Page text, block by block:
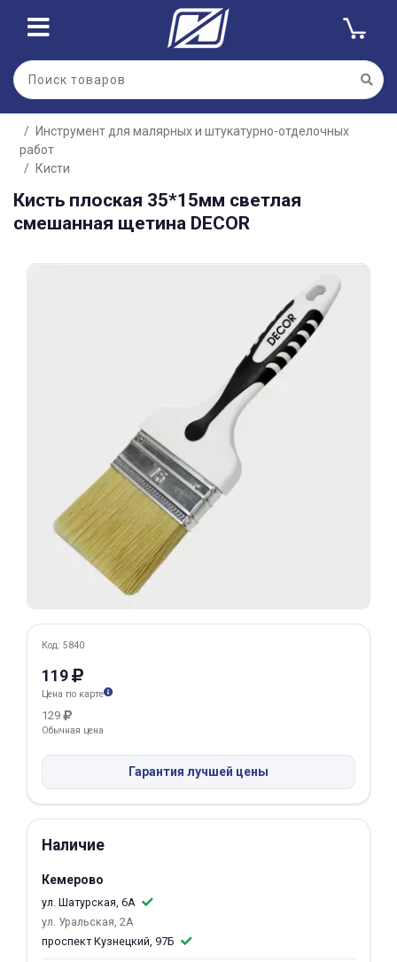
Инструмент для малярных и штукатурно-отделочных
работ
Кисти
Кисть плоская 35*15мм светлая
смешанная щетина DECОR
Код: 5840
119
Цена по карте
129
Обычная цена
Гарантия лучшей цены
Наличие
Кемерово
ул. Шатурская, 6А
ул. Уральская, 2А
проспект Кузнецкий, 97Б
Для клиентов всех банков
Разбейте
оплату
без переплат
Добавляйте товары
в корзину
Оплачивайте сегодня только
25% картой любого банка
Получайте товар
выбранный способом
списываться
Подробнее
Остались вопросы?
plait.ru